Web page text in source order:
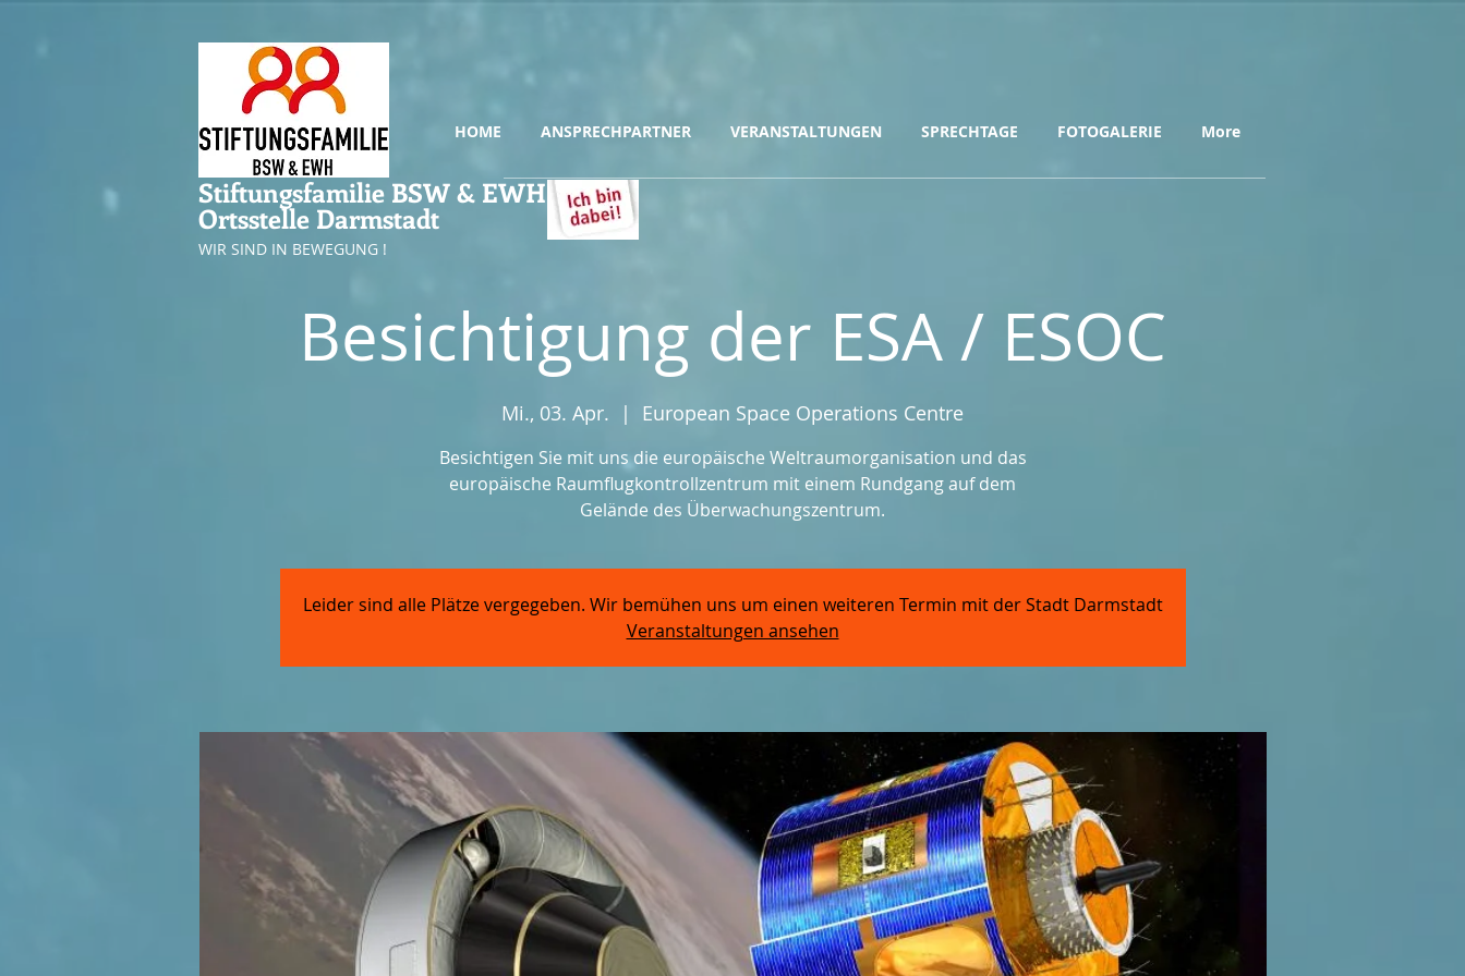
HOME ANSPRECHPARTNER VERANSTALTUNGEN SPRECHTAGE FOTOGALERIE More
Stiftungsfamilie BSW & EWH
Ortsstelle Darmstadt
WIR SIND IN BEWEGUNG !
Besichtigung der ESA / ESOC
Mi., 03. Apr.
  |
European Space Operations Centre
Besichtigen Sie mit uns die europäische Weltraumorganisation und das
europäische Raumflugkontrollzentrum mit einem Rundgang auf dem
Gelände des Überwachungszentrum.
Leider sind alle Plätze vergegeben. Wir bemühen uns um einen weiteren Termin mit der Stadt Darmstadt
Veranstaltungen ansehen